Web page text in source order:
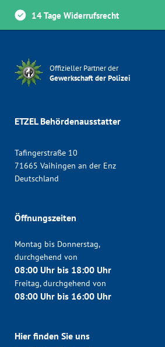
14 Tage Widerrufsrecht
Offizieller Partner der
Gewerkschaft der Polizei
ETZEL Behördenausstatter
Tafingerstraße 10
71665 Vaihingen an der Enz
Deutschland
Öffnungszeiten
Montag bis Donnerstag,
durchgehend von
08:00 Uhr bis 18:00 Uhr
Freitag, durchgehend von
08:00 Uhr bis 16:00 Uhr
Hier finden Sie uns